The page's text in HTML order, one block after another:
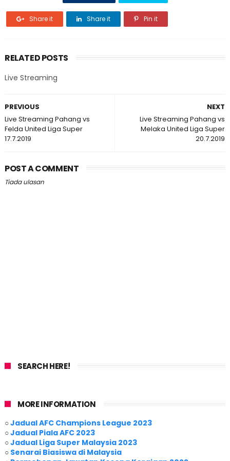
Share it Share it Pin it
RELATED POSTS
Live Streaming
NEXT
Live Streaming Pahang vs
Melaka United Liga Super
20.7.2019
PREVIOUS
Live Streaming Pahang vs
Felda United Liga Super
17.7.2019
POST A COMMENT
Tiada ulasan
SEARCH HERE!
MORE INFORMATION
○Jadual AFC Champions League 2023
○Jadual Piala AFC 2023
○Jadual Liga Super Malaysia 2023
○ Senarai Biasiswa di Malaysia